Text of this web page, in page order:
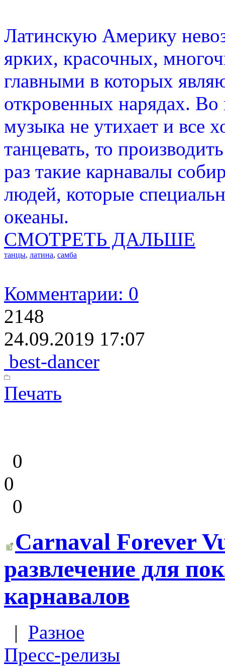
Латинскую Америку
ярких, красочных,
главными в которых
откровенных нарядах. Во
музыка не утихает и все
танцевать, то
раз такие карнавалы
людей, которые
океаны.
СМОТРЕТЬ ДАЛЬШЕ
танцы, латина, самба
Комментарии: 0
2148
24.09.2019 17:07
best-dancer
Печать
0
0
0
Carnaval Forever
развлечение для
карнавалов
| Разное
Пресс-релизы